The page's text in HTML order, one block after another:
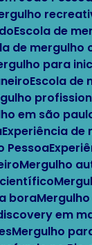
Escola de
de
para
Escola
em são
Experiência
Pessoa
Mergulho
científico
bora
discovery em
Mergulho